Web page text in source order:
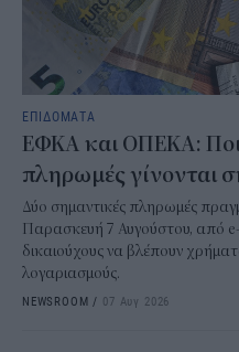
ΕΠΙΔΟΜΑΤΑ
ΕΦΚΑ και ΟΠΕΚΑ:
πληρωμές γίνονται
Δύο σημαντικές πληρωμές
Παρασκευή 7 Αυγούστου, από
δικαιούχους να βλέπουν
λογαριασμούς.
NEWSROOM / 07 Αυγ 2026